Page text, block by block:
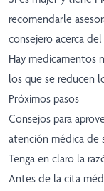
recomendarle
consejero acerca
Hay medicamentos
los que se reducen
Próximos pasos
Consejos para
atención médica de
Tenga en claro la
Antes de la cita